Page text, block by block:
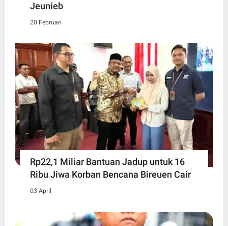
Jeunieb
20 Februari
Rp22,1 Miliar Bantuan Jadup untuk 16
Ribu Jiwa Korban Bencana Bireuen Cair
03 April